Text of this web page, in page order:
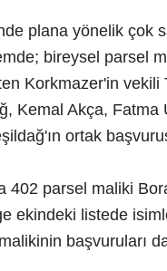
plana yönelik çok
bireysel parsel
Korkmazer'in vekili
Kemal Akça, Fatma
ortak
402 parsel maliki
ekindeki listede
başvuruları